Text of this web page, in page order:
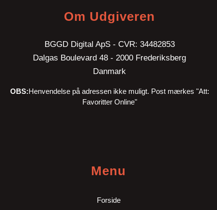
Om Udgiveren
BGGD Digital ApS - CVR: 34482853
Dalgas Boulevard 48 - 2000 Frederiksberg
Danmark
OBS:Henvendelse på adressen ikke muligt. Post mærkes "Att:
Favoritter Online"
Menu
Forside